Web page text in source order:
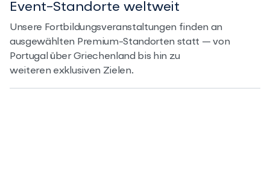
Event-Standorte weltweit
Unsere Fortbildungsveranstaltungen finden an
ausgewählten Premium-Standorten statt — von
Portugal über Griechenland bis hin zu
weiteren exklusiven Zielen.